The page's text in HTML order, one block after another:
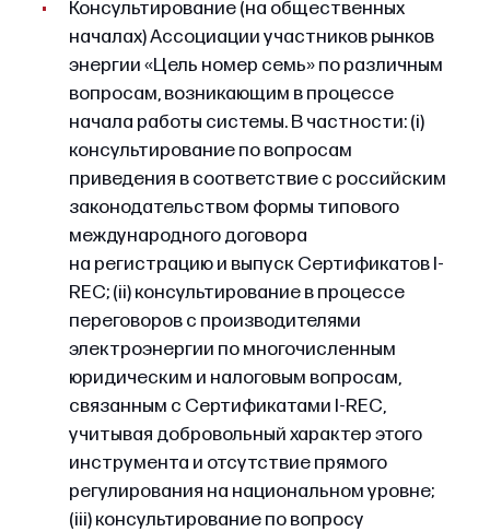
Консультирование (на общественных
началах) Ассоциации участников рынков
энергии «Цель номер семь» по различным
вопросам, возникающим в процессе
начала работы системы. В частности: (i)
консультирование по вопросам
приведения в соответствие с российским
законодательством формы типового
международного договора
на регистрацию и выпуск Сертификатов I-
REC; (ii) консультирование в процессе
переговоров с производителями
электроэнергии по многочисленным
юридическим и налоговым вопросам,
связанным с Сертификатами I-REC,
учитывая добровольный характер этого
инструмента и отсутствие прямого
регулирования на национальном уровне;
(iii) консультирование по вопросу